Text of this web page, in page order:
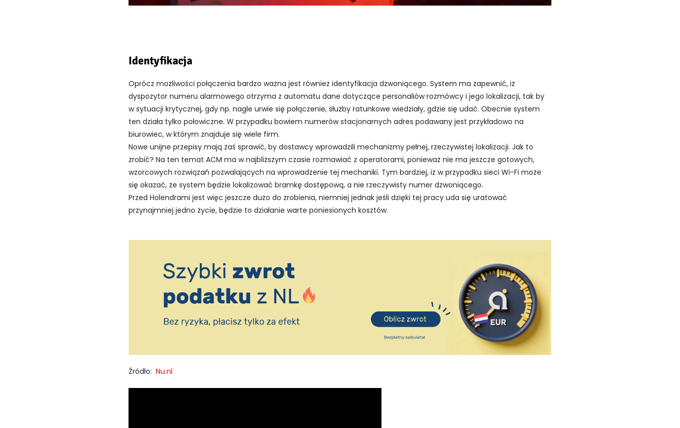
Identyfikacja
Oprócz możliwości połączenia bardzo ważna jest również identyfikacja dzwoniącego. System ma zapewnić, iż
dyspozytor numeru alarmowego otrzyma z automatu dane dotyczące personaliów rozmówcy i jego lokalizacji, tak by
w sytuacji krytycznej, gdy np. nagle urwie się połączenie, służby ratunkowe wiedziały, gdzie się udać. Obecnie system
ten działa tylko połowiczne. W przypadku bowiem numerów stacjonarnych adres podawany jest przykładowo na
biurowiec, w którym znajduje się wiele firm.
Nowe unijne przepisy mają zaś sprawić, by dostawcy wprowadzili mechanizmy pełnej, rzeczywistej lokalizacji. Jak to
zrobić? Na ten temat ACM ma w najbliższym czasie rozmawiać z operatorami, ponieważ nie ma jeszcze gotowych,
wzorcowych rozwiązań pozwalających na wprowadzenie tej mechaniki. Tym bardziej, iż w przypadku sieci Wi-Fi może
się okazać, że system będzie lokalizować bramkę dostępową, a nie rzeczywisty numer dzwoniącego.
Przed Holendrami jest więc jeszcze dużo do zrobienia, niemniej jednak jeśli dzięki tej pracy uda się uratować
przynajmniej jedno życie, będzie to działanie warte poniesionych kosztów.
Źródło: Nu.nl